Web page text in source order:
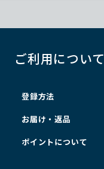
ご利用について
登録方法
お届け・返品
ポイントについて